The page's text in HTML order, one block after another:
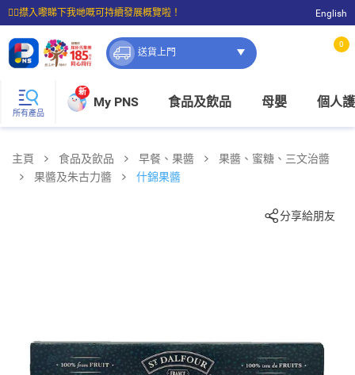
☝🏼㩒入嚟睇下我哋嘅可持續發展概覽啦！
⭐購物滿$399即享免費送貨；滿$100即可免費店取。
English
送貨上門
0
所有產品
新
My PNS 食品及飲品 母嬰 個人
主頁 食品及飲品 早餐、果醬
果醬、蜜糖、三文治醬
果醬及朱古力醬
什錦果醬
分享給朋友